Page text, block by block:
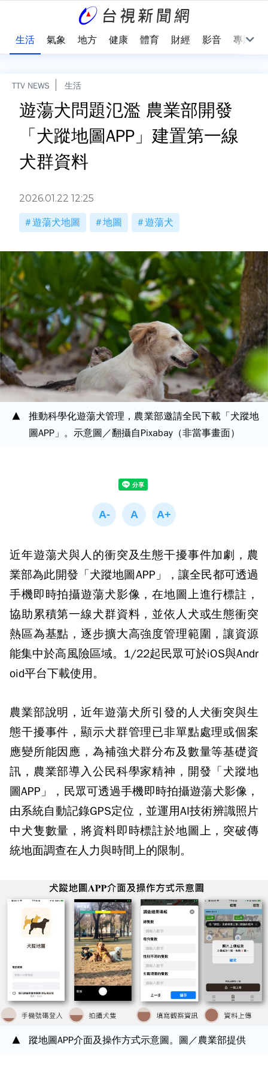
生活 氣象 地方 健康 體育 財經 影音 專題
TTV NEWS 生活
遊蕩犬問題氾濫 農業部開發
「犬蹤地圖APP」建置第一線
犬群資料
2026.01.22 12:25
遊蕩犬地圖 地圖 遊蕩犬
推動科學化遊蕩犬管理，農業部邀請全民下載「犬蹤地
圖APP」。示意圖／翻攝自Pixabay（非當事畫面）
近年遊蕩犬與人的衝突及生態干擾事件加劇，農
業部為此開發「犬蹤地圖APP」，讓全民都可透過
手機即時拍攝遊蕩犬影像，在地圖上進行標註，
協助累積第一線犬群資料，並依人犬或生態衝突
熱區為基點，逐步擴大高強度管理範圍，讓資源
能集中於高風險區域。1/22起民眾可於iOS與Andr
oid平台下載使用。
農業部說明，近年遊蕩犬所引發的人犬衝突與生
態干擾事件，顯示犬群管理已非單點處理或個案
應變所能因應，為補強犬群分布及數量等基礎資
訊，農業部導入公民科學家精神，開發「犬蹤地
圖APP」，民眾可透過手機即時拍攝遊蕩犬影像，
由系統自動記錄GPS定位，並運用AI技術辨識照片
中犬隻數量，將資料即時標註於地圖上，突破傳
統地面調查在人力與時間上的限制。
蹤地圖APP介面及操作方式示意圖。圖／農業部提供